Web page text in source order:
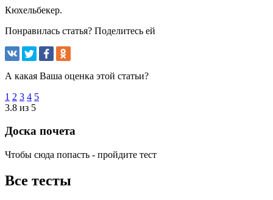
Кюхельбекер.
Понравилась статья? Поделитесь ей
А какая Ваша оценка этой статьи?
1 2 3 4 5
3.8 из 5
Доска почета
Чтобы сюда попасть - пройдите тест
Все тесты